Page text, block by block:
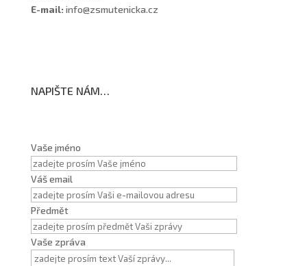
E-mail: info@zsmutenicka.cz
NAPIŠTE NÁM…
Vaše jméno
Váš email
Předmět
Vaše zpráva